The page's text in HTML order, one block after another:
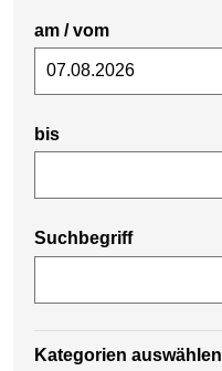
am / vom
bis
Suchbegriff
Kategorien auswählen